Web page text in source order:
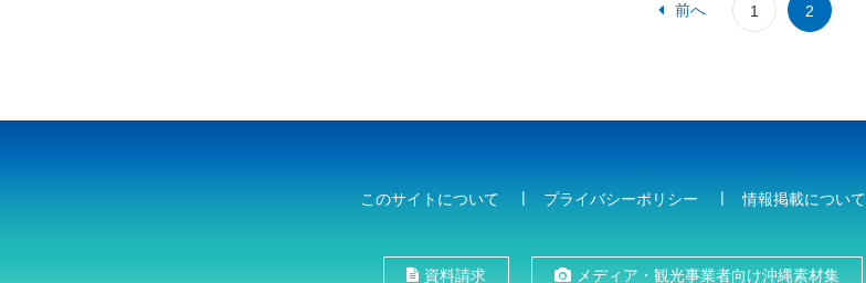
前へ 1 2
このサイトについて プライバシーポリシー 情報掲載について
資料請求 メディア・観光事業者向け沖縄素材集